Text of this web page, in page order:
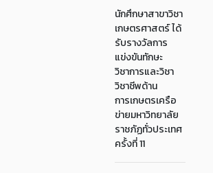
นักศึกษาสาขาวิชา
เกษตรศาสตร์ ได้
รับรางวัลการ
แข่งขันทักษะ
วิชาการและวิชา
วิชาชีพด้าน
การเกษตรเครือ
ข่ายมหาวิทยาลัย
ราชภัฏทั่วประเทศ
ครั้งที่ 11